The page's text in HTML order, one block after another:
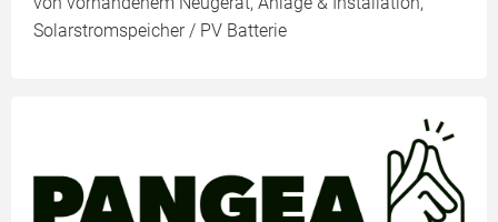
Solarstromspeicher / PV Batterie